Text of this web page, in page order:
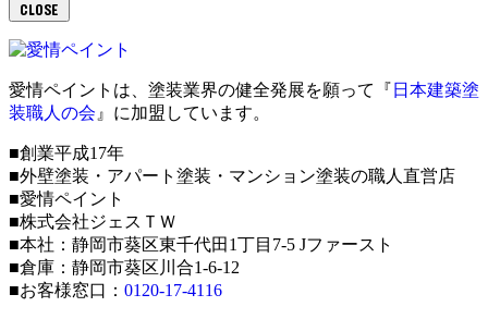
CLOSE
愛情ペイントは、塗装業界の健全発展を願って『 日本建築塗
装職人の会 』に加盟しています。
■創業平成17年
■外壁塗装・アパート塗装・マンション塗装の職人直営店
■愛情ペイント
■株式会社ジェスＴＷ
■本社：静岡市葵区東千代田1丁目7-5 Jファースト
■倉庫：静岡市葵区川合1-6-12
■お客様窓口： 0120-17-4116